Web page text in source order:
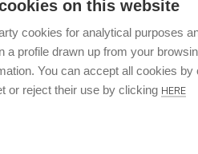
on this website
cookies for analytical purposes
a profile drawn up from your
You can accept all cookies by
or reject their use by clicking HERE